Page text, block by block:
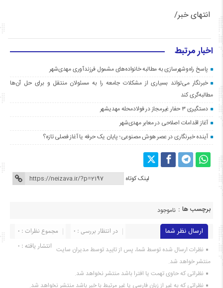
انتهای خبر/
اخبار مرتبط
پاسخ راه‌وشهرسازی به مطالبه خانواده‌های مشمول فرزندآوری مهدی‌شهر
خبرنگار می‌تواند بسیاری از مشکلات جامعه را به مسئولان منتقل و برای حل آن‌ها
مطالبه‌گری کند
دستگیری ۳ حفار غیرمجاز در فولادمحله مهدیشهر
آغاز اقدامات اصلاحی در معابر مهدی‌شهر
آینده خبرنگاری در عصر هوش مصنوعی؛ پایان یک حرفه یا آغاز فصلی تازه؟
لینک کوتاه
برچسب ها : ناموجود
ارسال نظر شما مجموع نظرات : 0
در انتظار بررسی : 0
انتشار یافته : ۰ نظرات ارسال شده توسط شما، پس از تایید توسط مدیران سایت
منتشر خواهد شد.
نظراتی که حاوی تهمت یا افترا باشد منتشر نخواهد شد.
نظراتی که به غیر از زبان فارسی یا غیر مرتبط با خبر باشد منتشر نخواهد شد.